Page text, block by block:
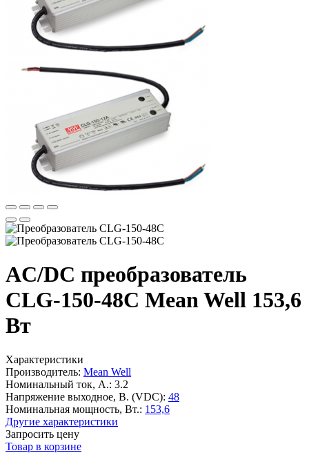
AC/DC преобразователь
CLG-150-48C Mean Well 153,6
Вт
Характеристики
Производитель: Mean Well
Номинальный ток, А.: 3.2
Напряжение выходное, В. (VDC): 48
Номинальная мощность, Вт.: 153,6
Другие характеристики
Запросить цену
Товар в корзине